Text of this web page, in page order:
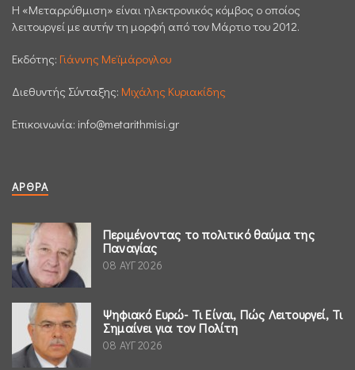
H «Μεταρρύθμιση» είναι ηλεκτρονικός κόμβος ο οποίος
λειτουργεί με αυτήν τη μορφή από τον Μάρτιο του 2012.
Εκδότης: Γιάννης Μεϊμάρογλου
Διεθυντής Σύνταξης: Μιχάλης Κυριακίδης
Επικοινωνία: info@metarithmisi.gr
ΆΡΘΡΑ
Περιμένοντας το πολιτικό θαύμα της
Παναγίας
08 ΑΥΓ 2026
Ψηφιακό Ευρώ- Τι Είναι, Πώς Λειτουργεί, Τι
Σημαίνει για τον Πολίτη
08 ΑΥΓ 2026